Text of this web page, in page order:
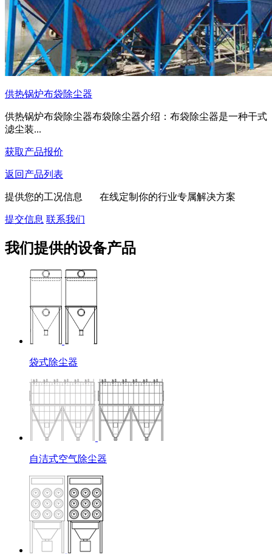
供热锅炉布袋除尘器
供热锅炉布袋除尘器布袋除尘器介绍：布袋除尘器是一种干式
滤尘装...
获取产品报价
返回产品列表
提供您的工况信息 在线定制你的行业专属解决方案
提交信息 联系我们
我们提供的设备产品
袋式除尘器
自洁式空气除尘器